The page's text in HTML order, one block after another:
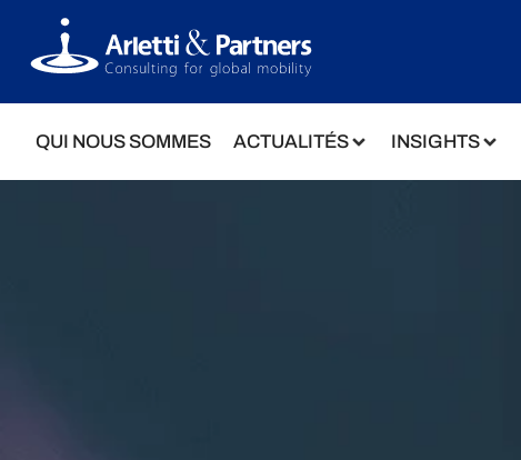
QUI NOUS SOMMES ACTUALITÉS INSIGHTS